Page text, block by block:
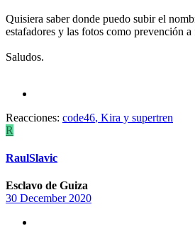
Quisiera saber donde puedo subir el
estafadores y las fotos como prevención
Saludos.
Reacciones: code46, Kira y supertren
R
RaulSlavic
Esclavo de Guiza
30 December 2020